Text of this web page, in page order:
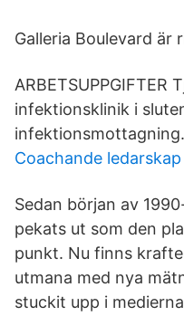
Galleria Boulevard är
ARBETSUPPGIFTER
infektionsklinik i
infektionsmottagning.
Coachande
Sedan början av
pekats ut som den
punkt. Nu finns
utmana med nya
stuckit upp i